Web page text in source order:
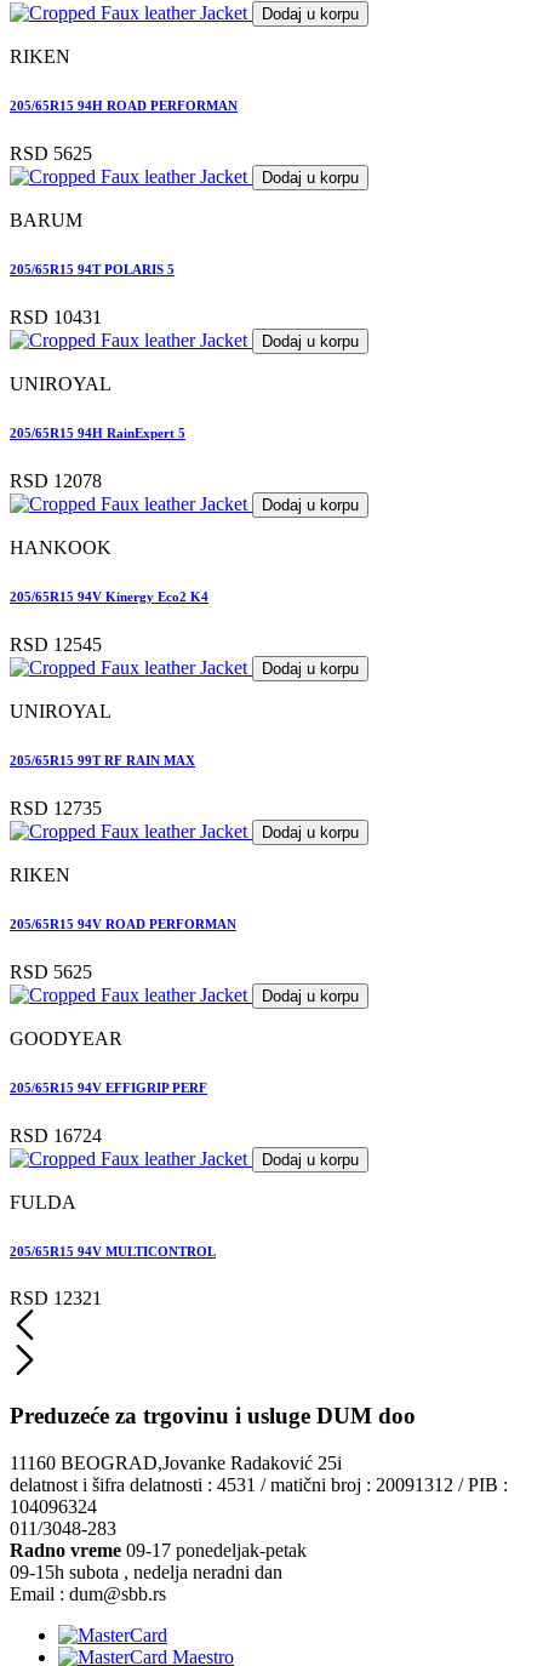
Dodaj u korpu
RIKEN
205/65R15 94H ROAD PERFORMAN
RSD 5625
Dodaj u korpu
BARUM
205/65R15 94T POLARIS 5
RSD 10431
Dodaj u korpu
UNIROYAL
205/65R15 94H RainExpert 5
RSD 12078
Dodaj u korpu
HANKOOK
205/65R15 94V Kinergy Eco2 K4
RSD 12545
Dodaj u korpu
UNIROYAL
205/65R15 99T RF RAIN MAX
RSD 12735
Dodaj u korpu
RIKEN
205/65R15 94V ROAD PERFORMAN
RSD 5625
Dodaj u korpu
GOODYEAR
205/65R15 94V EFFIGRIP PERF
RSD 16724
Dodaj u korpu
FULDA
205/65R15 94V MULTICONTROL
RSD 12321
Preduzeće za trgovinu i usluge DUM doo
11160 BEOGRAD,Jovanke Radaković 25i
delatnost i šifra delatnosti : 4531 / matični broj : 20091312 / PIB :
104096324
011/3048-283
Radno vreme 09-17 ponedeljak-petak
09-15h subota , nedelja neradni dan
Email : dum@sbb.rs